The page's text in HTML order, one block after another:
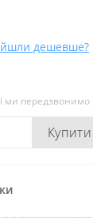
дешевше?
ми передзвонимо
Купити